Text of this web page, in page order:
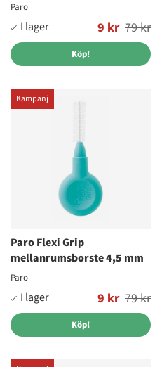
Paro
9 kr
Ordinarie pris: 79 kr
Köp!
Kampanj
Paro Flexi Grip
mellanrumsborste 4,5 mm
Paro
9 kr
Ordinarie pris: 79 kr
Köp!